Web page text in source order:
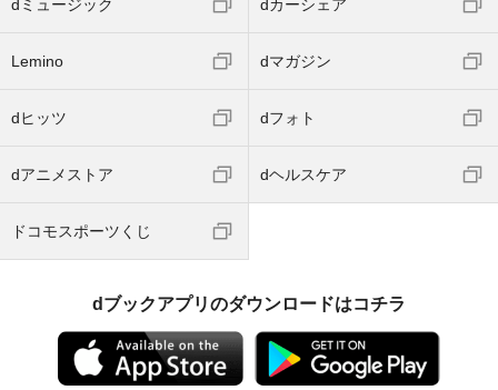
dミュージック dカーシェア
Lemino dマガジン
dヒッツ dフォト
dアニメストア dヘルスケア
ドコモスポーツくじ
dブックアプリのダウンロードはコチラ